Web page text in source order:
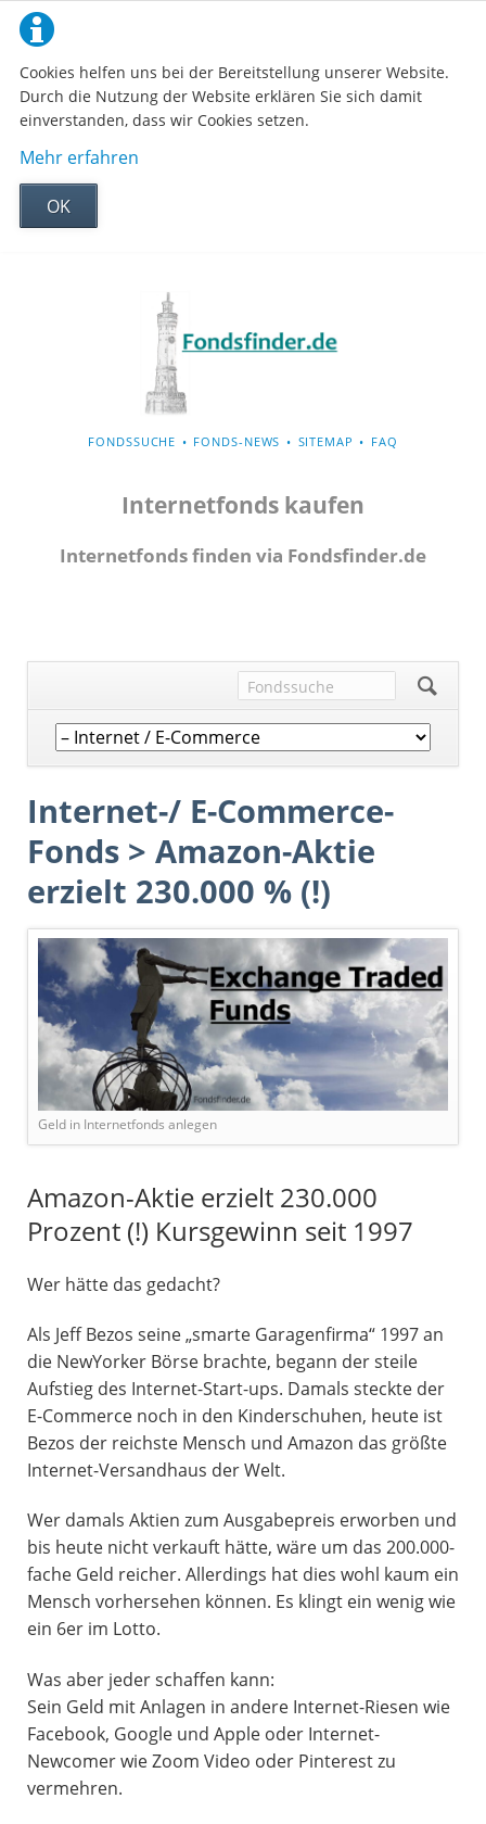
Cookies helfen uns bei der Bereitstellung unserer Website.
Durch die Nutzung der Website erklären Sie sich damit
einverstanden, dass wir Cookies setzen.
Mehr erfahren
OK
NAVIGATION
FONDSSUCHE FONDS-NEWS SITEMAP FAQ
Internetfonds kaufen
Internetfonds finden via Fondsfinder.de
Navigation
überspringen
Internet-/ E-Commerce-
Fonds > Amazon-Aktie
erzielt 230.000 % (!)
Geld in Internetfonds anlegen
Amazon-Aktie erzielt 230.000
Prozent (!) Kursgewinn seit 1997
Wer hätte das gedacht?
Als Jeff Bezos seine „smarte Garagenfirma“ 1997 an
die NewYorker Börse brachte, begann der steile
Aufstieg des Internet-Start-ups. Damals steckte der
E-Commerce noch in den Kinderschuhen, heute ist
Bezos der reichste Mensch und Amazon das größte
Internet-Versandhaus der Welt.
Wer damals Aktien zum Ausgabepreis erworben und
bis heute nicht verkauft hätte, wäre um das 200.000-
fache Geld reicher. Allerdings hat dies wohl kaum ein
Mensch vorhersehen können. Es klingt ein wenig wie
ein 6er im Lotto.
Was aber jeder schaffen kann:
Sein Geld mit Anlagen in andere Internet-Riesen wie
Facebook, Google und Apple oder Internet-
Newcomer wie Zoom Video oder Pinterest zu
vermehren.